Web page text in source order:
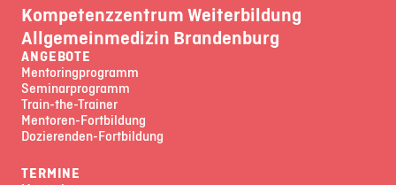
Kompetenzzentrum Weiterbildung
Allgemeinmedizin Brandenburg
ANGEBOTE
Mentoringprogramm
Seminarprogramm
Train-the-Trainer
Mentoren-Fortbildung
Dozierenden-Fortbildung
TERMINE